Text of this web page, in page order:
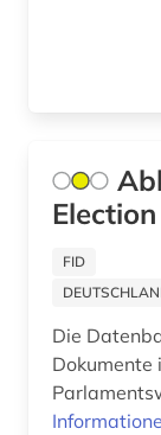
FID
Die
Dokumente